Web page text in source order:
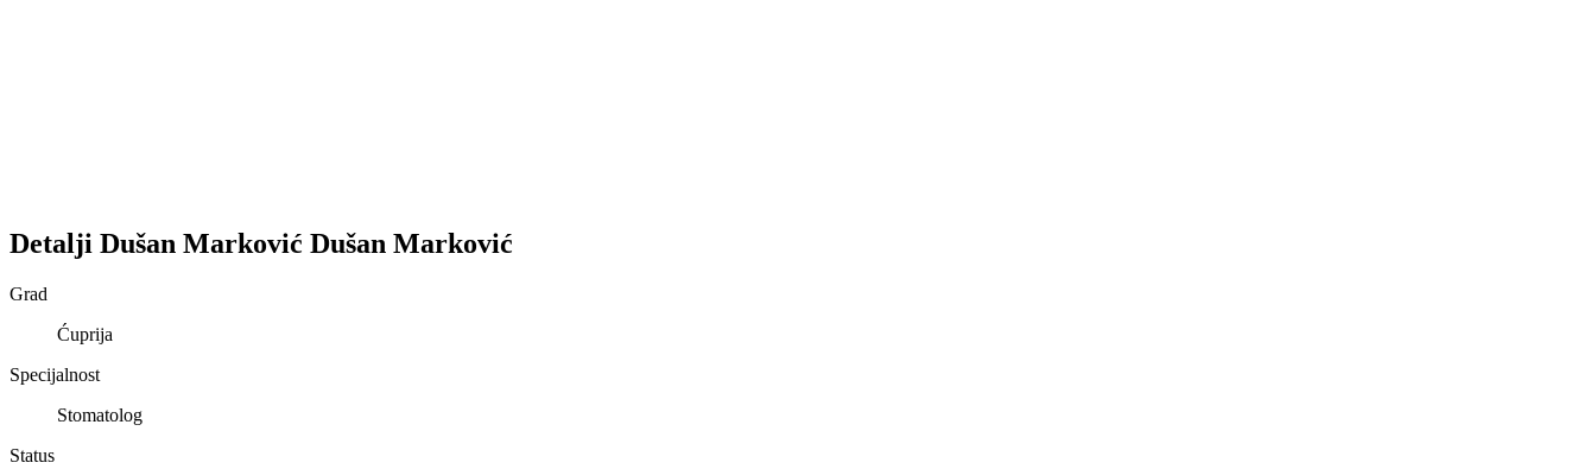
Detalji Dušan Marković Dušan Marković
Grad
Ćuprija
Specijalnost
Stomatolog
Status